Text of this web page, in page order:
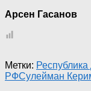
Арсен Гасанов
Метки: Республика
РФСулейман